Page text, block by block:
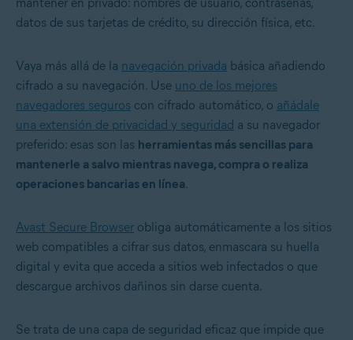
datos de sus tarjetas de crédito, su dirección física, etc.
Vaya más allá de la navegación privada básica añadiendo
cifrado a su navegación. Use uno de los mejores
navegadores seguros con cifrado automático, o añádale
una extensión de privacidad y seguridad a su navegador
preferido: esas son las herramientas más sencillas para
mantenerle a salvo mientras navega, compra o realiza
operaciones bancarias en línea.
Avast Secure Browser obliga automáticamente a los sitios
web compatibles a cifrar sus datos, enmascara su huella
digital y evita que acceda a sitios web infectados o que
descargue archivos dañinos sin darse cuenta.
Se trata de una capa de seguridad eficaz que impide que